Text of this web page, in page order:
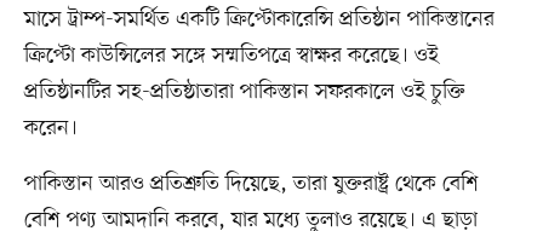
মাসে ট্রাম্প-সমর্থিত একটি ক্রিপ্টোকারেন্সি প্রতিষ্ঠান পাকিস্তানের
ক্রিপ্টো কাউন্সিলের সঙ্গে সম্মতিপত্রে স্বাক্ষর করেছে। ওই
প্রতিষ্ঠানটির সহ-প্রতিষ্ঠাতারা পাকিস্তান সফরকালে ওই চুক্তি
করেন।
পাকিস্তান আরও প্রতিশ্রুতি দিয়েছে, তারা যুক্তরাষ্ট্র থেকে বেশি
বেশি পণ্য আমদানি করবে, যার মধ্যে তুলাও রয়েছে। এ ছাড়া